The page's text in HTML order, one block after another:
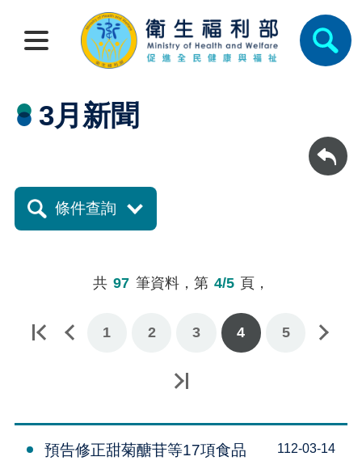
3月新聞
回上一頁
條件查詢
共 97 筆資料，第 4/5 頁，
1 2 3 4 5
下一頁
預告修正甜菊醣苷等17項食品
112-03-14